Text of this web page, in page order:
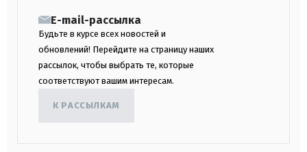
E-mail-рассылка
Будьте в курсе всех новостей и
обновлений! Перейдите на страницу наших
рассылок, чтобы выбрать те, которые
соответствуют вашим интересам.
К РАССЫЛКАМ